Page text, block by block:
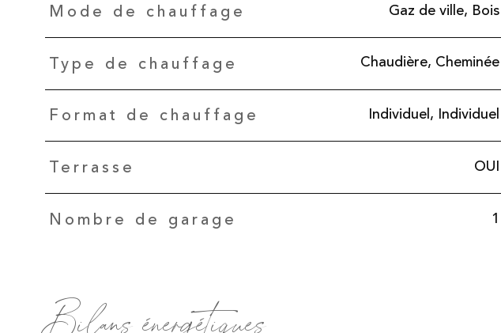
Mode de chauffage Gaz de ville, Bois
Type de chauffage Chaudière, Cheminée
Format de chauffage Individuel, Individuel
Terrasse OUI
Nombre de garage 1